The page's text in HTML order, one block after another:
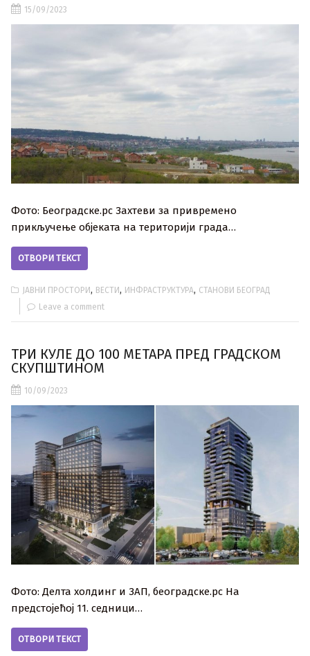
15/09/2023
Фото: Београдске.рс Захтеви за привремено
прикључење објеката на територији града…
ОТВОРИ ТЕКСТ
ЈАВНИ ПРОСТОРИ, ВЕСТИ, ИНФРАСТРУКТУРА, СТАНОВИ БЕОГРАД
Leave a comment
ТРИ КУЛЕ ДО 100 МЕТАРА ПРЕД ГРАДСКОМ
СКУПШТИНОМ
10/09/2023
Фото: Делта холдинг и ЗАП, београдске.рс На
предстојећој 11. седници…
ОТВОРИ ТЕКСТ